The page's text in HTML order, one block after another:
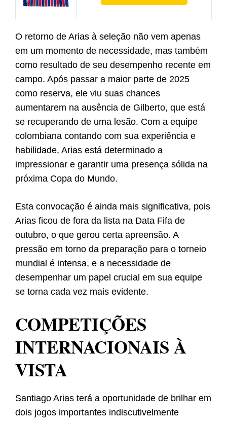
O retorno de Arias à seleção não vem apenas
em um momento de necessidade, mas também
como resultado de seu desempenho recente em
campo. Após passar a maior parte de 2025
como reserva, ele viu suas chances
aumentarem na ausência de Gilberto, que está
se recuperando de uma lesão. Com a equipe
colombiana contando com sua experiência e
habilidade, Arias está determinado a
impressionar e garantir uma presença sólida na
próxima Copa do Mundo.
Esta convocação é ainda mais significativa, pois
Arias ficou de fora da lista na Data Fifa de
outubro, o que gerou certa apreensão. A
pressão em torno da preparação para o torneio
mundial é intensa, e a necessidade de
desempenhar um papel crucial em sua equipe
se torna cada vez mais evidente.
COMPETIÇÕES
INTERNACIONAIS À
VISTA
Santiago Arias terá a oportunidade de brilhar em
dois jogos importantes indiscutivelmente